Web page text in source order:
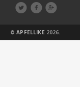
  
©APFELLIKE 2026.